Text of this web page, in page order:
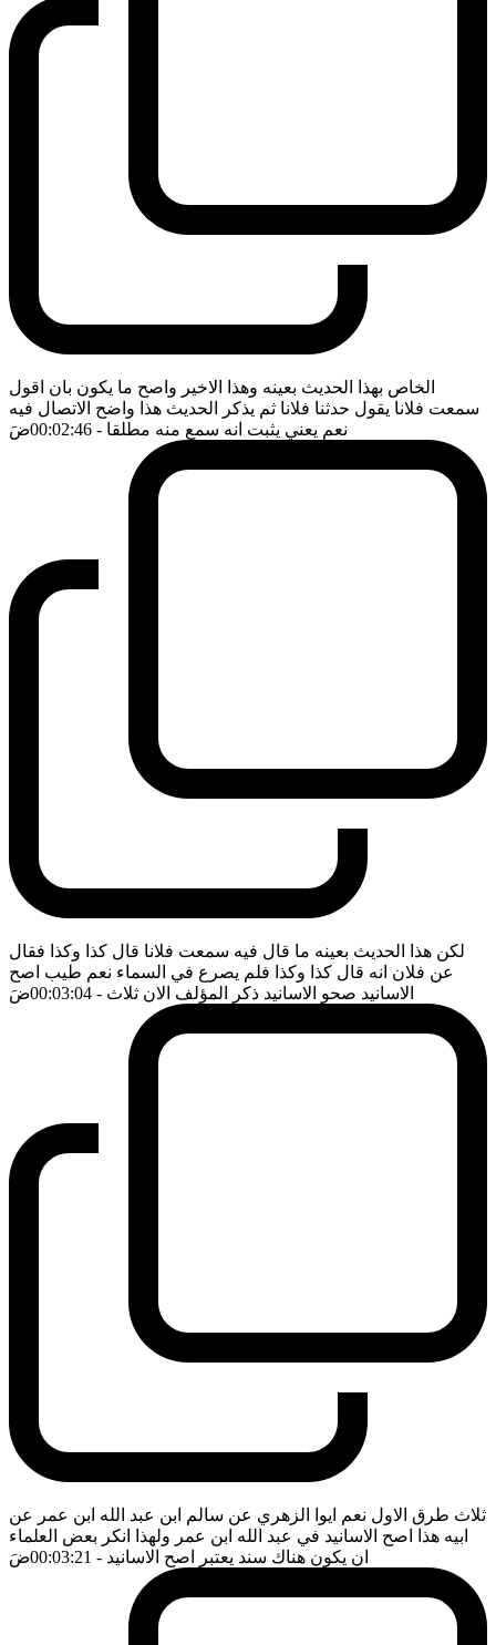
الخاص بهذا الحديث بعينه وهذا الاخير واصح ما يكون بان اقول
سمعت فلانا يقول حدثنا فلانا ثم يذكر الحديث هذا واضح الاتصال فيه
نعم يعني يثبت انه سمع منه مطلقا - 00:02:46 ضَ
لكن هذا الحديث بعينه ما قال فيه سمعت فلانا قال كذا وكذا فقال
عن فلان انه قال كذا وكذا فلم يصرع في السماء نعم طيب اصح
الاسانيد صحو الاسانيد ذكر المؤلف الان ثلاث - 00:03:04 ضَ
ثلاث طرق الاول نعم ايوا الزهري عن سالم ابن عبد الله ابن عمر عن
ابيه هذا اصح الاسانيد في عبد الله ابن عمر ولهذا انكر بعض العلماء
ان يكون هناك سند يعتبر اصح الاسانيد - 00:03:21 ضَ